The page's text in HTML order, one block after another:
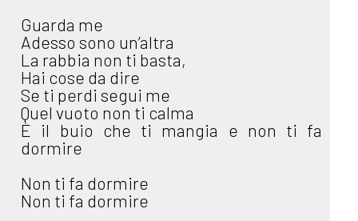
Guarda me
Adesso sono un’altra
La rabbia non ti basta,
Hai cose da dire
Se ti perdi segui me
Quel vuoto non ti calma
È il buio che ti mangia e non ti fa
dormire
Non ti fa dormire
Non ti fa dormire